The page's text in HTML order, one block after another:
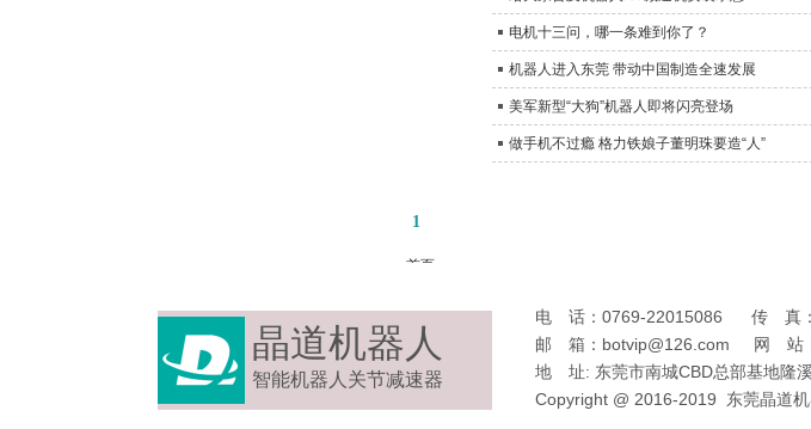
电机十三问，哪一条难到你了？
机器人进入东莞 带动中国制造全速发展
美军新型“大狗”机器人即将闪亮登场
做手机不过瘾 格力铁娘子董明珠要造“人”
晶道机器人
智能机器人关节减速器
1
首页
产品中心
资讯中心
资料下载
应用范例
电 话：0769-22015086 传 真：
邮 箱：botvip@126.com 网 站：
地 址: 东莞市南城CBD总部基地隆
Copyright @ 2016-2019 东莞晶道